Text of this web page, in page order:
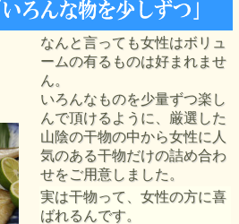
なんと言っても女性はボリュ
ームの有るものは好まれませ
ん。
いろんなものを少量ずつ楽し
んで頂けるように、厳選した
山陰の干物の中から女性に人
気のある干物だけの詰め合わ
せをご用意しました。
実は干物って、女性の方に喜
ばれるんです。